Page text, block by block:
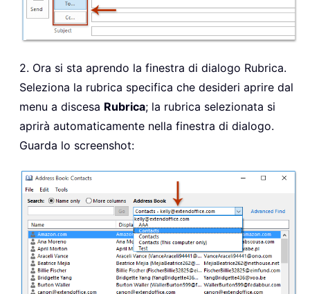
2. Ora si sta aprendo la finestra di dialogo Rubrica.
Seleziona la rubrica specifica che desideri aprire dal
menu a discesa Rubrica; la rubrica selezionata si
aprirà automaticamente nella finestra di dialogo.
Guarda lo screenshot: